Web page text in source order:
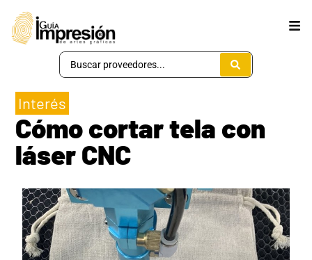
Interés
Cómo cortar tela con
láser CNC